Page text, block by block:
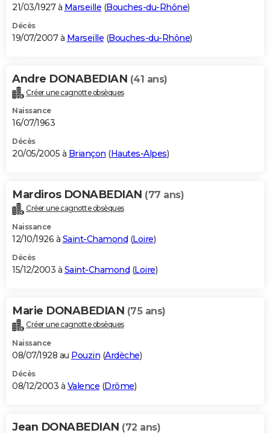
21/03/1927 à Marseille (Bouches-du-Rhône)
Décès
19/07/2007 à Marseille (Bouches-du-Rhône)
Andre DONABEDIAN (41 ans)
Créer une cagnotte obsèques
Naissance
16/07/1963
Décès
20/05/2005 à Briançon (Hautes-Alpes)
Mardiros DONABEDIAN (77 ans)
Créer une cagnotte obsèques
Naissance
12/10/1926 à Saint-Chamond (Loire)
Décès
15/12/2003 à Saint-Chamond (Loire)
Marie DONABEDIAN (75 ans)
Créer une cagnotte obsèques
Naissance
08/07/1928 au Pouzin (Ardèche)
Décès
08/12/2003 à Valence (Drôme)
Jean DONABEDIAN (72 ans)